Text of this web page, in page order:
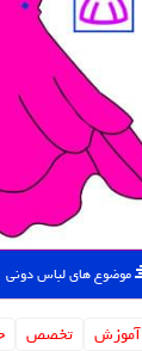
موضوع های لباس دونی
آموزش تخصص